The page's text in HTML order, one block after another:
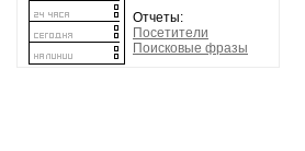
Отчеты:
Посетители
Поисковые фразы